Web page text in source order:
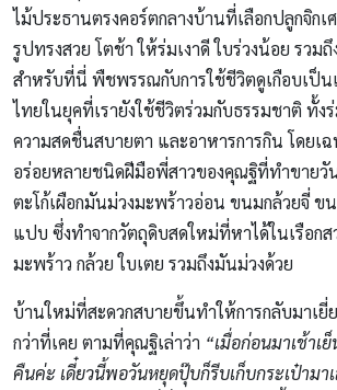
ไม้ประธานตรงคอร์ตกลางบ้านที่เลือกปลูกจิก
รูปทรงสวย โตช้า ให้ร่มเงาดี ใบร่วงน้อย รวม
สำหรับที่นี่ พืชพรรณกับการใช้ชีวิตดูเกือบเป็น
ไทยในยุคที่เรายังใช้ชีวิตร่วมกับธรรมชาติ ทั้งร่
ความสดชื่นสบายตา และอาหารการกิน โดย
อร่อยหลายชนิดฝีมือพี่สาวของคุณฐิที่ทำขาย
ตะโก้เผือกมันม่วงมะพร้าวอ่อน ขนมกล้วยจี่
แปบ ซึ่งทำจากวัตถุดิบสดใหม่ที่หาได้ในเรือก
มะพร้าว กล้วย ใบเตย รวมถึงมันม่วงด้วย
บ้านใหม่ที่สะดวกสบายขึ้นทำให้การกลับมาเยี่
กว่าที่เคย ตามที่คุณฐิเล่าว่า “เมื่อก่อนมาเช้าเ
คืนค่ะ เดี๋ยวนี้พอวันหยุดปุ๊บก็รีบเก็บกระเป๋ามา